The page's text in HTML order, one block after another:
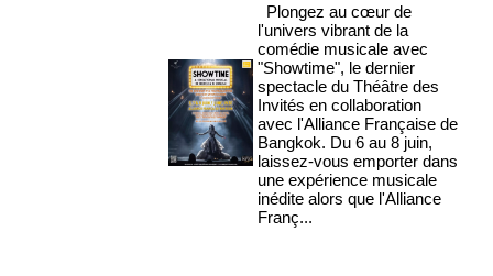
Plongez au cœur de
l'univers vibrant de la
comédie musicale avec
"Showtime", le dernier
spectacle du Théâtre des
Invités en collaboration
avec l'Alliance Française de
Bangkok. Du 6 au 8 juin,
laissez-vous emporter dans
une expérience musicale
inédite alors que l'Alliance
Franç...